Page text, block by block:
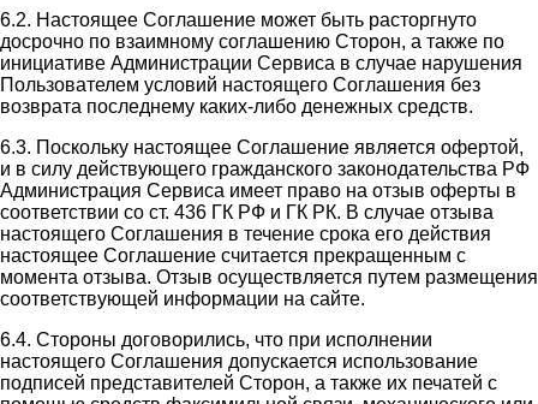
6.2. Настоящее Соглашение может быть расторгнуто
досрочно по взаимному соглашению Сторон, а также по
инициативе Администрации Сервиса в случае нарушения
Пользователем условий настоящего Соглашения без
возврата последнему каких-либо денежных средств.
6.3. Поскольку настоящее Соглашение является офертой,
и в силу действующего гражданского законодательства РФ
Администрация Сервиса имеет право на отзыв оферты в
соответствии со ст. 436 ГК РФ и ГК РК. В случае отзыва
настоящего Соглашения в течение срока его действия
настоящее Соглашение считается прекращенным с
момента отзыва. Отзыв осуществляется путем размещения
соответствующей информации на сайте.
6.4. Стороны договорились, что при исполнении
настоящего Соглашения допускается использование
подписей представителей Сторон, а также их печатей с